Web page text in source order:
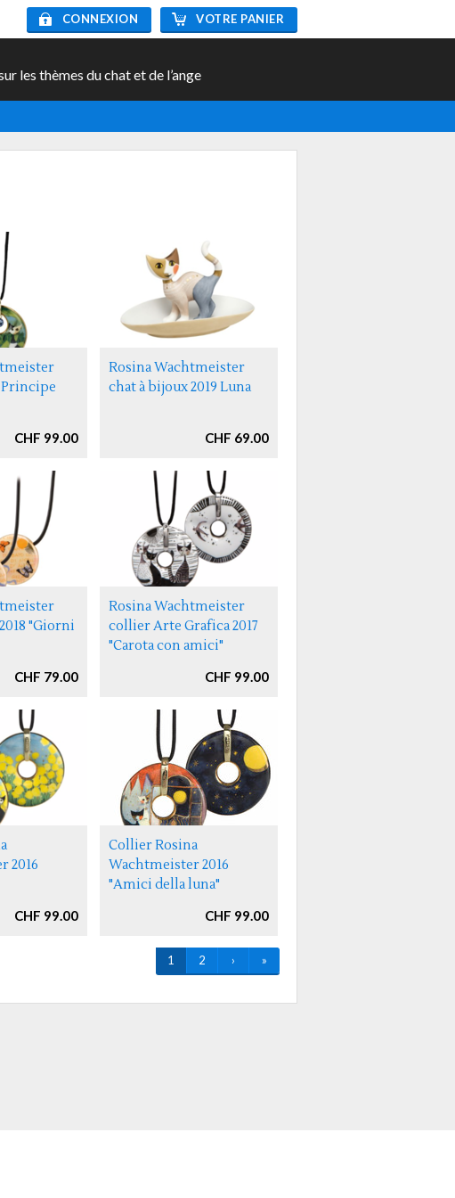
CONNEXION VOTRE PANIER
les thèmes du chat et de l’ange
Principe
CHF 99.00
Rosina Wachtmeister
chat à bijoux 2019 Luna
CHF 69.00
"Giorni
CHF 79.00
Rosina Wachtmeister
collier Arte Grafica 2017
"Carota con amici"
CHF 99.00
2016
CHF 99.00
Collier Rosina
Wachtmeister 2016
"Amici della luna"
CHF 99.00
1 2 › »